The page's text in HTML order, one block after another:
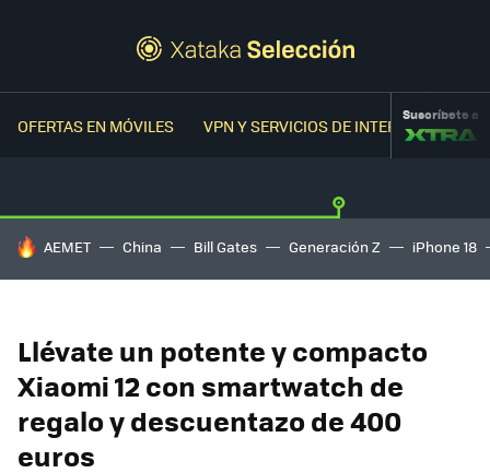
OFERTAS EN MÓVILES VPN Y SERVICIOS DE INTERNETSuscríbete a
HOY SE HABLA DE
AEMET China Bill Gates Generación Z iPhone 18
Llévate un potente y compacto
Xiaomi 12 con smartwatch de
regalo y descuentazo de 400
euros